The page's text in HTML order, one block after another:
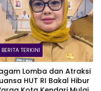
BERITA TERKINI
Lomba dan Atraksi
HUT RI Bakal Hibur